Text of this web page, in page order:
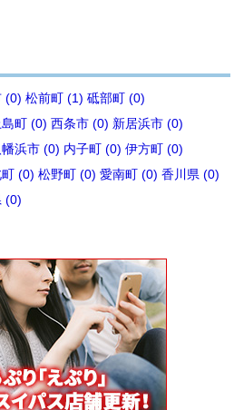
(0) 松前町 (1) 砥部町 (0)
島町 (0) 西条市 (0) 新居浜市 (0)
幡浜市 (0) 内子町 (0) 伊方町 (0)
町 (0) 松野町 (0) 愛南町 (0) 香川県 (0)
(0)